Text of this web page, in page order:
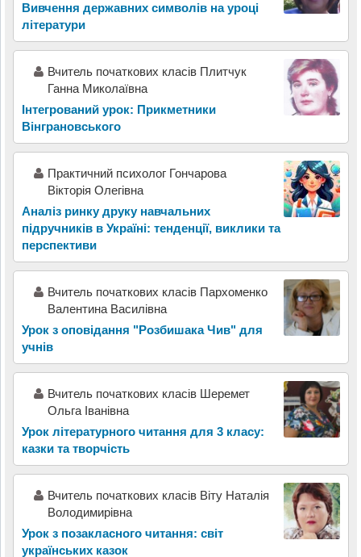
Вивчення державних символів на уроці
літератури
Вчитель початкових класів Плитчук
Ганна Миколаївна
Інтегрований урок: Прикметники
Вінграновського
Практичний психолог Гончарова
Вікторія Олегівна
Аналіз ринку друку навчальних
підручників в Україні: тенденції, виклики та
перспективи
Вчитель початкових класів Пархоменко
Валентина Василівна
Урок з оповідання "Розбишака Чив" для
учнів
Вчитель початкових класів Шеремет
Ольга Іванівна
Урок літературного читання для 3 класу:
казки та творчість
Вчитель початкових класів Віту Наталія
Володимирівна
Урок з позакласного читання: світ
українських казок